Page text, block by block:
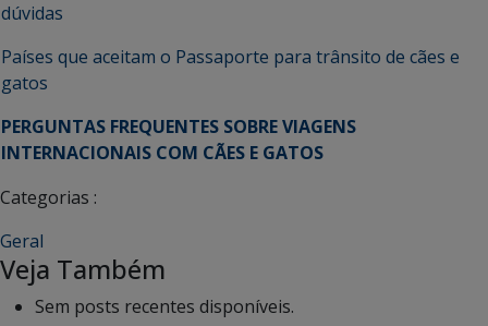
dúvidas
Países que aceitam o Passaporte para trânsito de cães e
gatos
PERGUNTAS FREQUENTES SOBRE VIAGENS
INTERNACIONAIS COM CÃES E GATOS
Categorias :
Geral
Veja Também
Sem posts recentes disponíveis.